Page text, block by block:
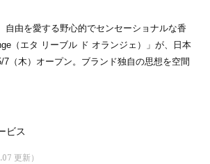
自由を愛する野心的でセンセーショナルな香
（エタ リーブル ド オランジェ）」が、日本
7（木）オープン。ブランド独自の思想を空間
ビス
更新）